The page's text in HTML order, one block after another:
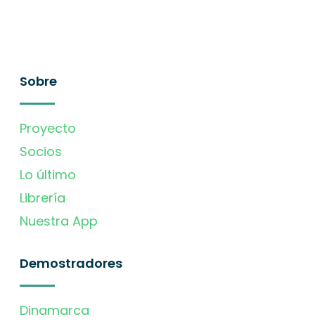
Sobre
Proyecto
Socios
Lo último
Librería
Nuestra App
Demostradores
Dinamarca